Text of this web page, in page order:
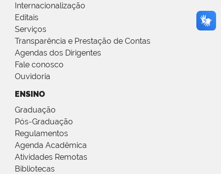
Internacionalização
Editais
Serviços
Transparência e Prestação de Contas
Agendas dos Dirigentes
Fale conosco
Ouvidoria
ENSINO
Graduação
Pós-Graduação
Regulamentos
Agenda Acadêmica
Atividades Remotas
Bibliotecas